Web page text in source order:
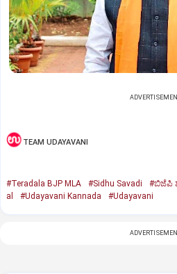
TEAM UDAYAVANI
#Teradala BJP MLA #Sidhu Savadi #ಬಿಜೆಪಿ
al
#Udayavani Kannada #Udayavani